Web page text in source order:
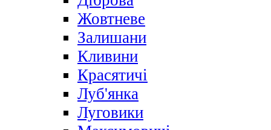
Жовтневе
Залишани
Кливини
Красятичі
Луб'янка
Луговики